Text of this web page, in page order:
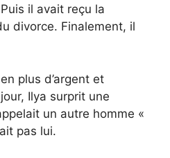
il avait reçu la
divorce. Finalement, il
plus d’argent et
Ilya surprit une
un autre homme «
pas lui.